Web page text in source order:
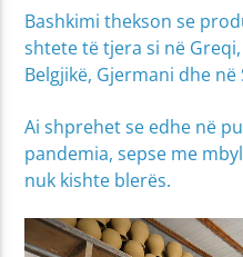
Bashkimi thekson se
shtete të tjera si në
Belgjikë, Gjermani dhe në
Ai shprehet se edhe në
pandemia, sepse me
nuk kishte blerës.